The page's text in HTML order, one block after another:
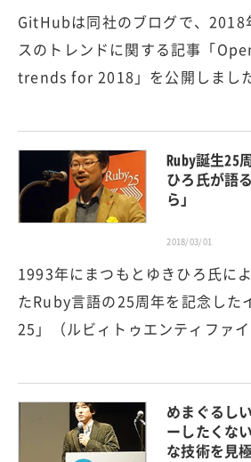
GitHubは同社のブログで、2018
スのトレンドに関する記事「
trends for 2018」を公開しました
Ruby誕生25
ひろ氏が語
ら」
2018/03/01
1993年にまつもとゆきひろ氏に
たRuby言語の25周年を記念した
25」（ルビィトゥエンティファ
めまぐるし
ーしたくない
な技術を見